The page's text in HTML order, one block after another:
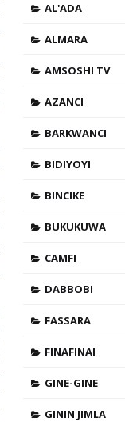
AL'ADA
ALMARA
AMSOSHI TV
AZANCI
BARKWANCI
BIDIYOYI
BINCIKE
BUKUKUWA
CAMFI
DABBOBI
FASSARA
FINAFINAI
GINE-GINE
GININ JIMLA